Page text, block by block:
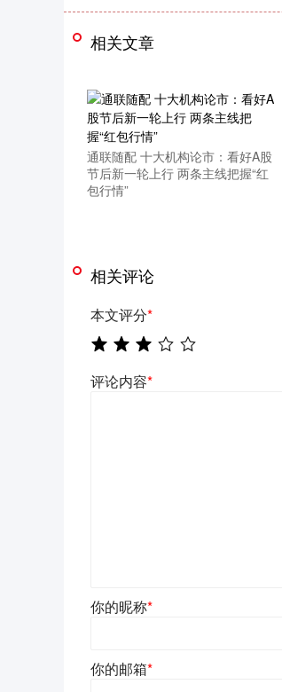
相关文章
通联随配 十大机构论市：看好A股
节后新一轮上行 两条主线把握“红
包行情”
相关评论
本文评分*
评论内容*
你的昵称*
你的邮箱*
深证成指 14110.12